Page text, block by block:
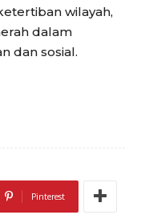
wilayah,
dalam
dan sosial.
Pinterest